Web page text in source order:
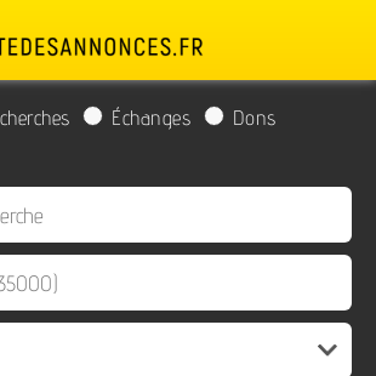
Échanges
Dons